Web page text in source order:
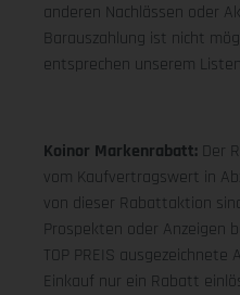
anderen Nachlässen oder
Barauszahlung ist nicht
entsprechen unserem
Koinor Markenrabatt: Der
vom Kaufvertragswert in
von dieser Rabattaktion
Prospekten oder Anzeigen
TOP PREIS
Einkauf nur ein Rabatt